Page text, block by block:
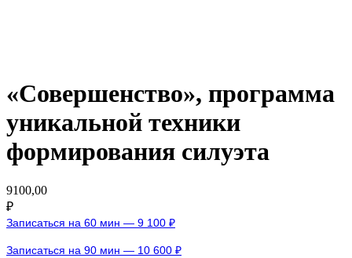
«Совершенство», программа
уникальной техники
формирования силуэта
9100,00
₽
Записаться на 60 мин — 9 100 ₽
Записаться на 90 мин — 10 600 ₽